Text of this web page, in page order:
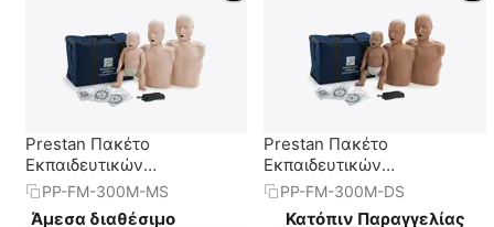
Prestan Πακέτο
Εκπαιδευτικών
Προπλασμάτων (1 ενήλικα
PP-FM-300M-MS
Άμεσα διαθέσιμο
Prestan Πακέτο
Εκπαιδευτικών
Προπλασμάτων (1 ενήλικα
PP-FM-300M-DS
Κατόπιν Παραγγελίας